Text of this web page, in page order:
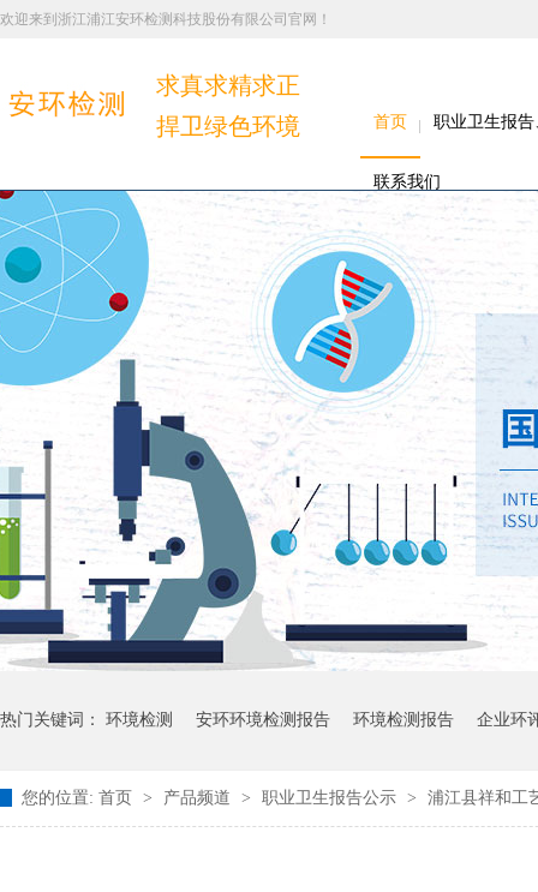
欢迎来到浙江浦江安环检测科技股份有限公司官网！
求真求精求正
捍卫绿色环境
首页 职业卫生报
联系我们
热门关键词： 环境检测 安环环境检测报告 环境检测报告 企业环
您的位置: 首页 > 产品频道 > 职业卫生报告公示 > 浦江县祥和工